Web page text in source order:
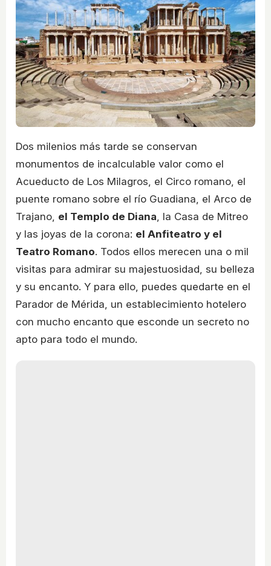
Dos milenios más tarde se conservan
monumentos de incalculable valor como el
Acueducto de Los Milagros, el Circo romano, el
puente romano sobre el río Guadiana, el Arco de
Trajano, el Templo de Diana, la Casa de Mitreo
y las joyas de la corona: el Anfiteatro y el
Teatro Romano. Todos ellos merecen una o mil
visitas para admirar su majestuosidad, su belleza
y su encanto. Y para ello, puedes quedarte en el
Parador de Mérida, un establecimiento hotelero
con mucho encanto que esconde un secreto no
apto para todo el mundo.